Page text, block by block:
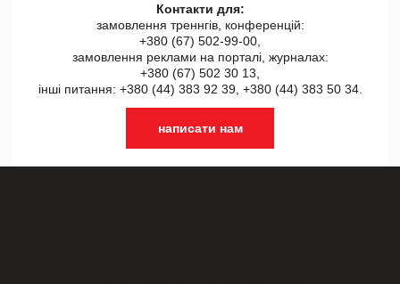
Контакти для:
замовлення треннгів, конференцій:
+380 (67) 502-99-00,
замовлення реклами на порталі, журналах:
+380 (67) 502 30 13,
інші питання: +380 (44) 383 92 39, +380 (44) 383 50 34.
написати нам